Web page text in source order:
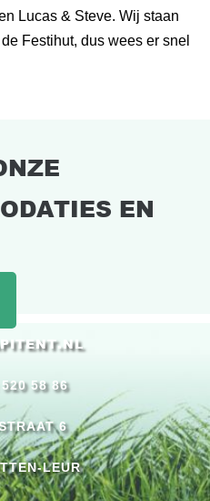
Lucas & Steve. Wij staan
Festihut, dus wees er snel
EN
58 86
6
LEUR